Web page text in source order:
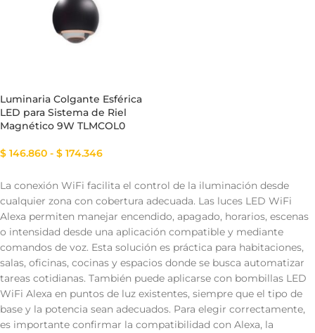
Luminaria Colgante Esférica
LED para Sistema de Riel
Magnético 9W TLMCOL0
$ 146.860 - $ 174.346
La conexión WiFi facilita el control de la iluminación desde
cualquier zona con cobertura adecuada. Las luces LED WiFi
Alexa permiten manejar encendido, apagado, horarios, escenas
o intensidad desde una aplicación compatible y mediante
comandos de voz. Esta solución es práctica para habitaciones,
salas, oficinas, cocinas y espacios donde se busca automatizar
tareas cotidianas. También puede aplicarse con bombillas LED
WiFi Alexa en puntos de luz existentes, siempre que el tipo de
base y la potencia sean adecuados. Para elegir correctamente,
es importante confirmar la compatibilidad con Alexa, la